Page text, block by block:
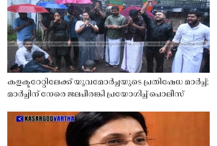
കളക്ടറേറ്റിലേക്ക് യുവമോർച്ചയുടെ പ്രതിഷേധ മാർച്ച്;
മാർച്ചിന് നേരെ ജലപീരങ്കി പ്രയോഗിച്ച് പൊലീസ്